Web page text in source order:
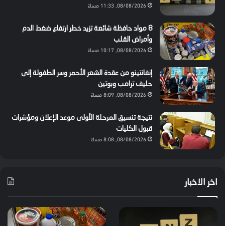
08/08/2026, 11:33 مساءً
8 مواد حافظة شائعة تزيد خطر ارتفاع ضغط الدم
وأمراض القلب
08/08/2026, 10:17 مساءً
إنفانتينو من عقدة الشعر الأحمر وسر الطفولة إلى
حليف ترامب وبوتين
08/08/2026, 8:09 مساءً
نتيجة تنسيق المرحلة الأولى موعد الإعلان ومؤشرات
قبول الكليات
08/08/2026, 8:08 مساءً
اخر الاخبار